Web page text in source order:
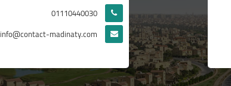
01110440030
info@contact-madinaty.com